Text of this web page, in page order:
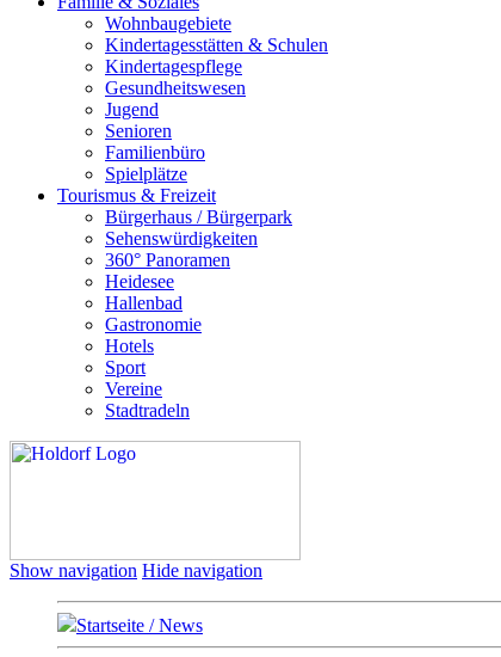
Wohnbaugebiete
Kindertagesstätten & Schulen
Kindertagespflege
Gesundheitswesen
Jugend
Senioren
Familienbüro
Spielplätze
Tourismus & Freizeit
Bürgerhaus / Bürgerpark
Sehenswürdigkeiten
360° Panoramen
Heidesee
Hallenbad
Gastronomie
Hotels
Sport
Vereine
Stadtradeln
Show navigation Hide navigation
Startseite / News